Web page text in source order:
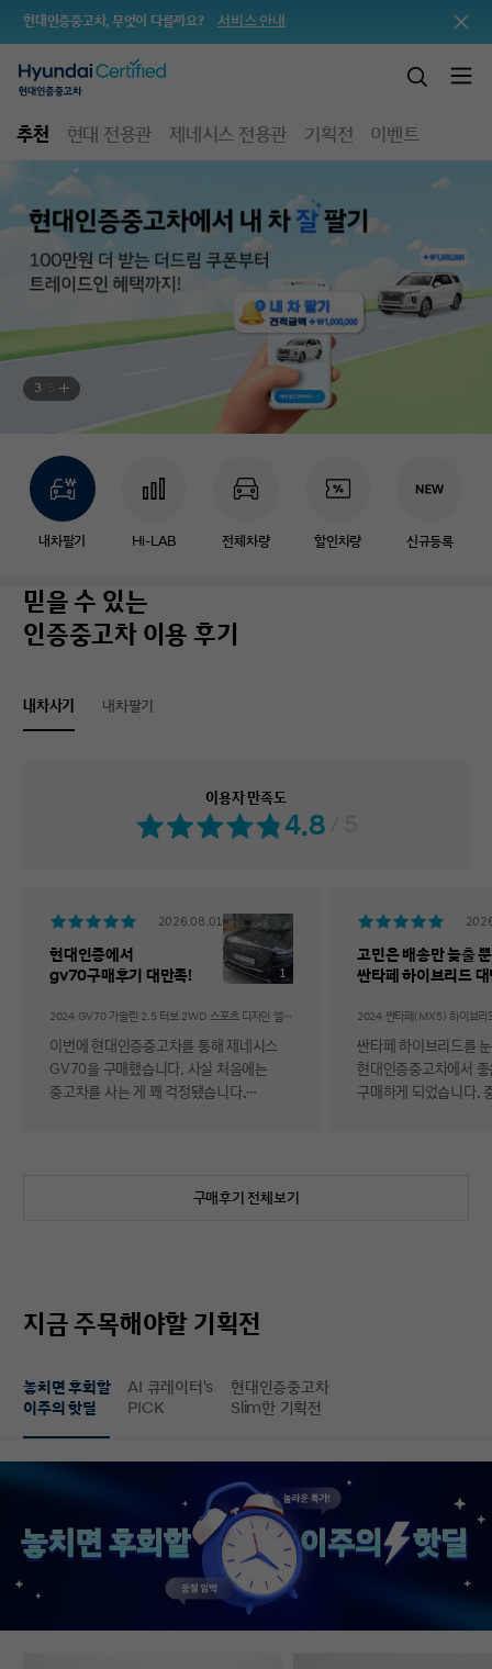
현대인증중고차, 무엇이 다를까요? 서비스 안내
추천 현대 전용관 제네시스 전용관 기획전 이벤트
3
내차팔기 Hi-LAB 전체차량 할인차량 신규등록
믿을 수 있는
인증중고차 이용 후기
내차사기 내차팔기
이용자 만족도
4.8
2026.08.01
현대인증에서
gv70구매후기 대만족!
1
2024 GV70 가솔린 2.5 터보 2WD 스포츠 디자인 셀렉션Ⅱ
이번에 현대인증중고차를 통해 제네시스
GV70을 구매했습니다. 사실 처음에는
중고차를 사는 게 꽤 걱정됐습니다.
보면 예상과 달라서 후회했다는 이야기도
제공돼서 불안감이 많이 줄었다는
상태가 더 좋아서 만족도가 높았습니다.
중고차지만 관리가 잘 된 차량이라는
느낌이 확실히 들었습니다. 무엇보다
좋았던 건 ‘중고차인데도 걱정이 거의
없었다’는 점입니다. 차를 잘 모르는 사람
입장에서는 어디를 봐야 할지부터
막막한데, 그런 부담이 많이 줄었습니다.
온라인으로 비교하고 구매까지 진행할 수
있어서 시간적으로도 편했고, 직장인
입장에서는 이 부분이 특히
고민은 배송만 늦출
싼타페 하이브리드
싼타페 하이브리드를
현대인증중고차에서
구매하게 되었습니다.
도착해 기분 좋게 차를
완벽한 경험이었습니
고민하는 사람 있으면
현대인증중고차 추천
차량 보내주셔서 감사
구매후기 전체보기
지금 주목해야할 기획전
놓치면 후회할
이주의 핫딜
AI 큐레이터's
PICK
현대인증중고차
Slim한 기획전